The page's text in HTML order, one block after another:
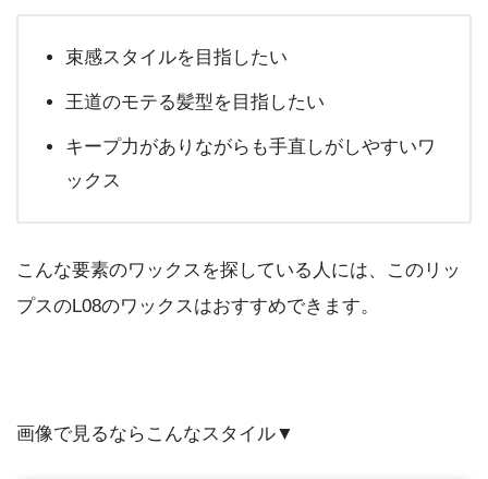
束感スタイルを目指したい
王道のモテる髪型を目指したい
キープ力がありながらも手直しがしやすいワ
ックス
こんな要素のワックスを探している人には、このリッ
プスのL08のワックスはおすすめできます。
画像で見るならこんなスタイル▼